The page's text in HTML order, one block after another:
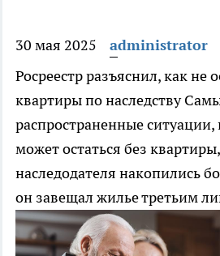
30 мая 2025
administrator
Росреестр разъяснил, как не
квартиры по наследству
распространенные ситуации,
может остаться без
наследодателя накопились
он завещал жилье третьим